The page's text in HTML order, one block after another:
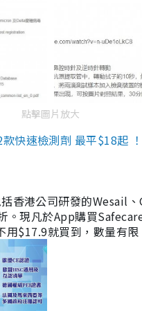
點擊圖片放大
快速檢測劑 最平$18起
香港公司研發的Wesail
。現凡於App購買
$17.9就買到，數量有限